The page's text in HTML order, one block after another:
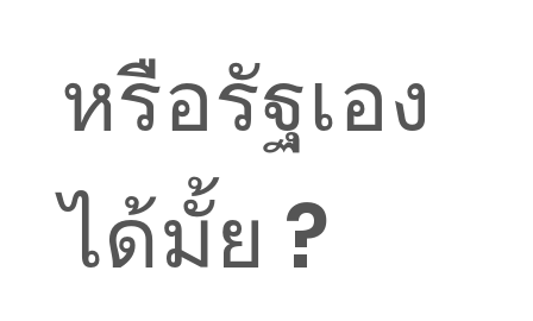
หรือรัฐเอง
ได้มั้ย ?